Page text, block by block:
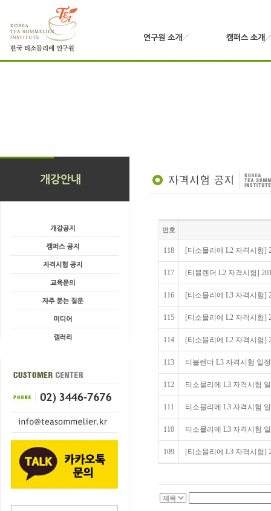
번호
118 [티소믈리에 L2 자격시험]
117 [티블렌더 L2 자격시험]
116 [티소믈리에 L3 자격시험]
115 [티소믈리에 L2 자격시험]
114 [티소믈리에 L2 자격시험]
113 티블렌더 L3 자격시험 일
112 티소믈리에 L3 자격시험
111 티소믈리에 L3 자격시험
110 티소믈리에 L3 자격시험
109 [티소믈리에 L3 자격시험]